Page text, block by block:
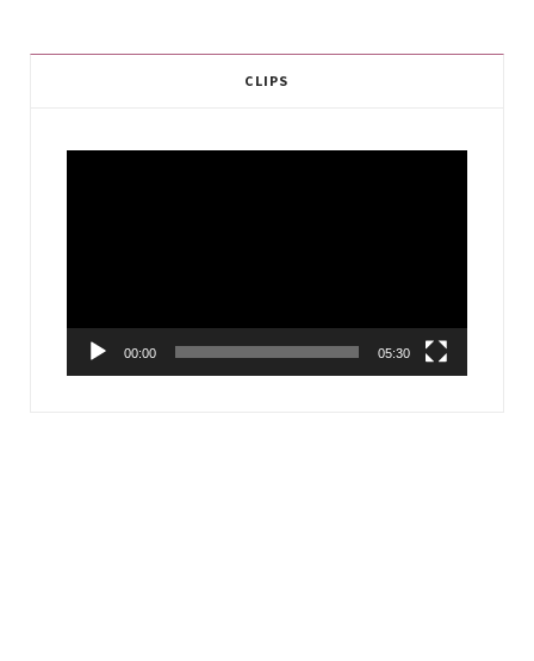
CLIPS
00:00 05:30